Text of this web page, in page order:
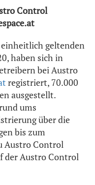
Control
geltenden
haben sich in
bei Austro
registriert, 70.000
ausgestellt.
ums
über die
bis zum
Austro Control
der Austro Control